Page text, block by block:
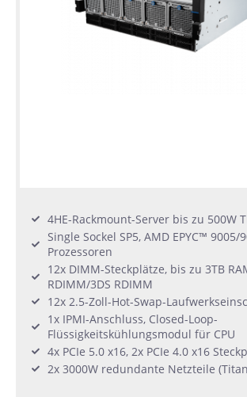
4HE-Rackmount-Server bis zu 500W
Single Sockel SP5, AMD EPYC™ 9005/
Prozessoren
12x DIMM-Steckplätze, bis zu 3TB
RDIMM/3DS RDIMM
12x 2.5-Zoll-Hot-Swap-
1x IPMI-Anschluss, Closed-Loop-
Flüssigkeitskühlungsmodul für CPU
4x PCIe 5.0 x16, 2x PCIe 4.0 x16
2x 3000W redundante Netzteile